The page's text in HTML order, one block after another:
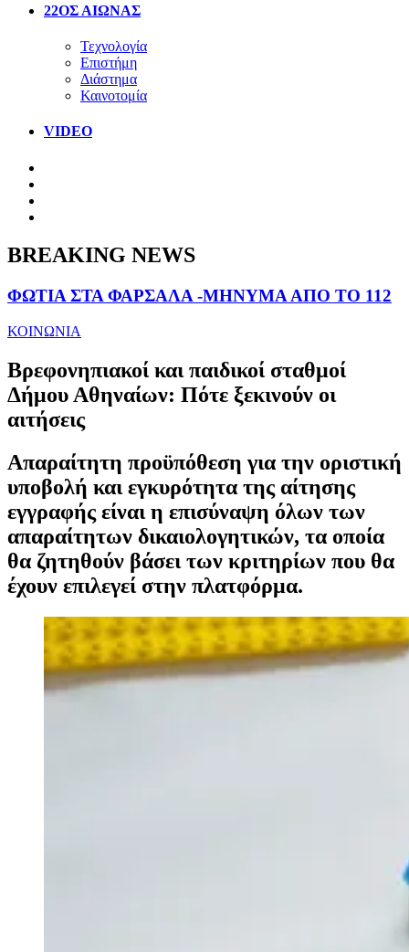
22ΟΣ ΑΙΩΝΑΣ
Τεχνολογία
Επιστήμη
Διάστημα
Καινοτομία
VIDEO
BREAKING NEWS
ΦΩΤΙΑ ΣΤΑ ΦΑΡΣΑΛΑ -ΜΗΝΥΜΑ ΑΠΟ ΤΟ 112
ΚΟΙΝΩΝΙΑ
Βρεφονηπιακοί και παιδικοί σταθμοί
Δήμου Αθηναίων: Πότε ξεκινούν οι
αιτήσεις
Απαραίτητη προϋπόθεση για την οριστική
υποβολή και εγκυρότητα της αίτησης
εγγραφής είναι η επισύναψη όλων των
απαραίτητων δικαιολογητικών, τα οποία
θα ζητηθούν βάσει των κριτηρίων που θα
έχουν επιλεγεί στην πλατφόρμα.